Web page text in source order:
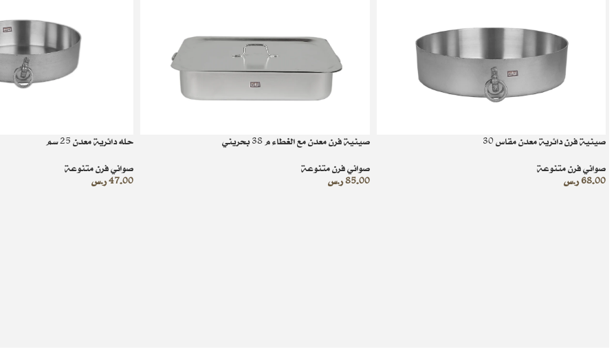
صينية فرن دائرية معدن مقاس 30
صواني فرن متنوعة
68.00ر.س
صينية فرن معدن مع الغطاء م 38 بحريني
صواني فرن متنوعة
85.00ر.س
حله دائرية معدن 25 سم
صواني فرن متنوعة
47.00ر.س